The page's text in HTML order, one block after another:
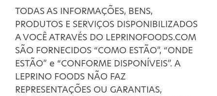
TODAS AS INFORMAÇÕES, BENS,
PRODUTOS E SERVIÇOS DISPONIBILIZADOS
A VOCÊ ATRAVÉS DO LEPRINOFOODS.COM
SÃO FORNECIDOS “COMO ESTÃO”, “ONDE
ESTÃO” e “CONFORME DISPONÍVEIS”. A
LEPRINO FOODS NÃO FAZ
REPRESENTAÇÕES OU GARANTIAS,